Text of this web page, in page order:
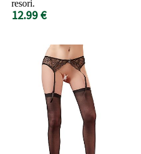
resori.
12.99 €